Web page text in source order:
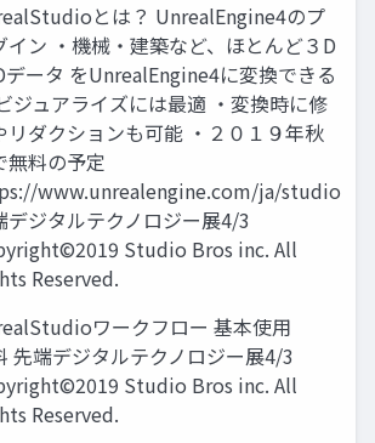
とは？ UnrealEngine4のプ
イン ・機械・建築など、ほとんど３D
データ をUnrealEngine4に変換できる
ジュアライズには最適 ・変換時に修
リダクションも可能 ・２０１９年秋
無料の予定
www.unrealengine.com/ja/studio
デジタルテクノロジー展4/3
Studio Bros inc. All
Reserved.
ワークフロー 基本使用
先端デジタルテクノロジー展4/3
Studio Bros inc. All
Reserved.